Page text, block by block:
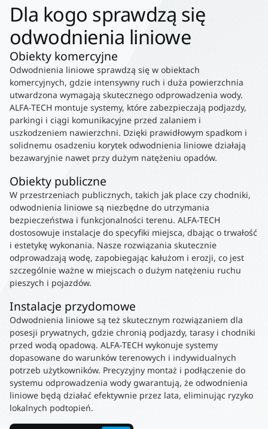
Dla kogo sprawdzą się
odwodnienia liniowe
Obiekty komercyjne
Odwodnienia liniowe sprawdzą się w obiektach
komercyjnych, gdzie intensywny ruch i duża powierzchnia
utwardzona wymagają skutecznego odprowadzenia wody.
ALFA-TECH montuje systemy, które zabezpieczają podjazdy,
parkingi i ciągi komunikacyjne przed zalaniem i
uszkodzeniem nawierzchni. Dzięki prawidłowym spadkom i
solidnemu osadzeniu korytek odwodnienia liniowe działają
bezawaryjnie nawet przy dużym natężeniu opadów.
Obiekty publiczne
W przestrzeniach publicznych, takich jak place czy chodniki,
odwodnienia liniowe są niezbędne do utrzymania
bezpieczeństwa i funkcjonalności terenu. ALFA-TECH
dostosowuje instalacje do specyfiki miejsca, dbając o trwałość
i estetykę wykonania. Nasze rozwiązania skutecznie
odprowadzają wodę, zapobiegając kałużom i erozji, co jest
szczególnie ważne w miejscach o dużym natężeniu ruchu
pieszych i pojazdów.
Instalacje przydomowe
Odwodnienia liniowe są też skutecznym rozwiązaniem dla
posesji prywatnych, gdzie chronią podjazdy, tarasy i chodniki
przed wodą opadową. ALFA-TECH wykonuje systemy
dopasowane do warunków terenowych i indywidualnych
potrzeb użytkowników. Precyzyjny montaż i podłączenie do
systemu odprowadzenia wody gwarantują, że odwodnienia
liniowe będą działać efektywnie przez lata, eliminując ryzyko
lokalnych podtopień.